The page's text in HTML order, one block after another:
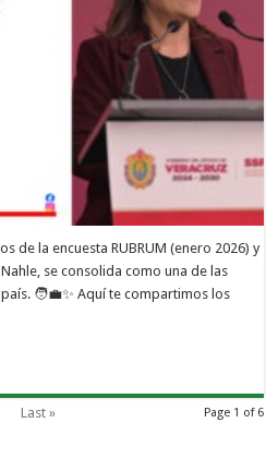
de la encuesta RUBRUM (enero 2026) y
se consolida como una de las
🧑‍💼✨ Aquí te compartimos los
Page 1 of 6
Last »